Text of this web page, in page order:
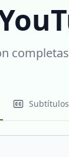
Subtítulos